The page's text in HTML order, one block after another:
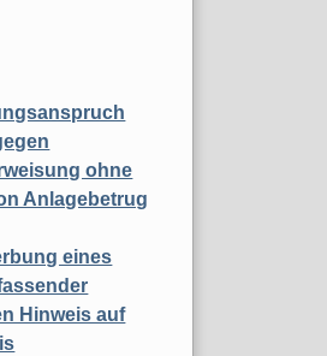
ohne
Anlagebetrug
eines
Hinweis auf